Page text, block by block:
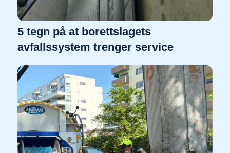
5 tegn på at borettslagets
avfallssystem trenger service